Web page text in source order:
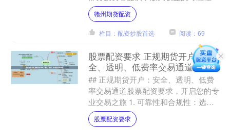
然而，伴随着机遇而来的，是鱼龙混杂
的市场环境与不容忽视的风....
赣州期货配资
栏目：配资炒股首选 阅读：69
股票配资要求 正规期货开户：安
全、透明、低费率交易通道
## 正规期货开户：安全、透明、低费
率交易通道股票配资要求，开启您的专
业交易之旅 1. 可靠性和合规性：选择
具有良好声誉和合规经营的平台，确保
资金安全和交易合法....
股票配资要求